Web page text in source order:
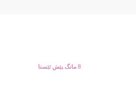
8 مانگ پێش ئێستا